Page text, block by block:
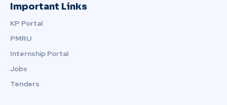
Important Links
KP Portal
PMRU
Internship Portal
Jobs
Tenders